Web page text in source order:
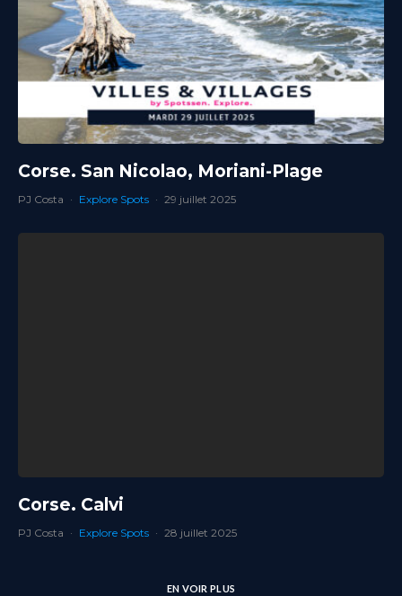
Corse. San Nicolao, Moriani-Plage
PJ Costa · Explore Spots · 29 juillet 2025
Corse. Calvi
PJ Costa · Explore Spots · 28 juillet 2025
EN VOIR PLUS